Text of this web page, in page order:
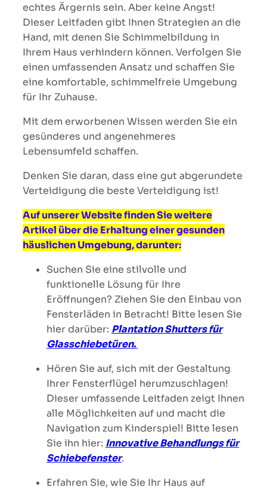
echtes Ärgernis sein. Aber keine Angst!
Dieser Leitfaden gibt Ihnen Strategien an die
Hand, mit denen Sie Schimmelbildung in
Ihrem Haus verhindern können. Verfolgen Sie
einen umfassenden Ansatz und schaffen Sie
eine komfortable, schimmelfreie Umgebung
für Ihr Zuhause.
Mit dem erworbenen Wissen werden Sie ein
gesünderes und angenehmeres
Lebensumfeld schaffen.
Denken Sie daran, dass eine gut abgerundete
Verteidigung die beste Verteidigung ist!
Auf unserer Website finden Sie weitere
Artikel über die Erhaltung einer gesunden
häuslichen Umgebung, darunter:
Suchen Sie eine stilvolle und
funktionelle Lösung für Ihre
Eröffnungen? Ziehen Sie den Einbau von
Fensterläden in Betracht! Bitte lesen Sie
hier darüber: Plantation Shutters für
Glasschiebetüren.
Hören Sie auf, sich mit der Gestaltung
Ihrer Fensterflügel herumzuschlagen!
Dieser umfassende Leitfaden zeigt Ihnen
alle Möglichkeiten auf und macht die
Navigation zum Kinderspiel! Bitte lesen
Sie ihn hier: Innovative Behandlungs für
Schiebefenster.
Erfahren Sie, wie Sie Ihr Haus auf